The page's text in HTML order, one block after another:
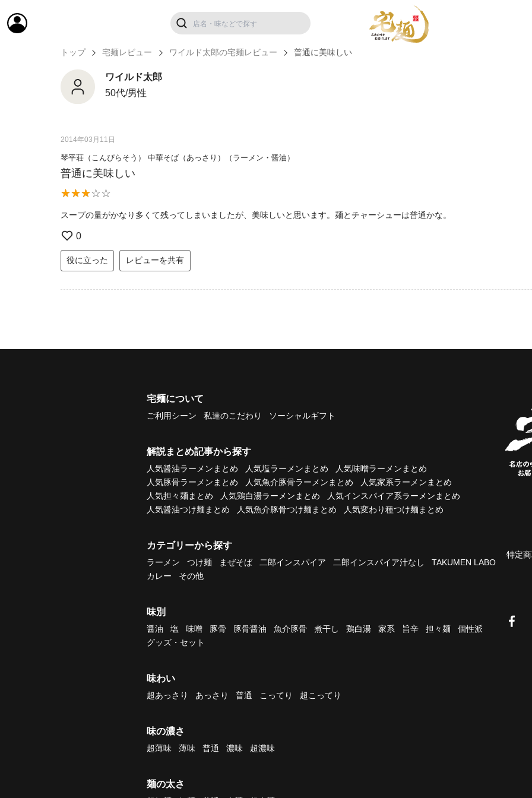
トップ 宅麺レビュー ワイルド太郎の宅麺レビュー 普通に美味しい
ワイルド太郎
50代/男性
2014年03月11日
琴平荘（こんぴらそう） 中華そば（あっさり）（ラーメン・醤油）
普通に美味しい
スープの量がかなり多くて残ってしまいましたが、美味しいと思います。麺とチャーシューは普通かな。
0
役に立った レビューを共有
宅麺について
ご利用シーン 私達のこだわり ソーシャルギフト
解説まとめ記事から探す
人気醤油ラーメンまとめ 人気塩ラーメンまとめ
人気味噌ラーメンまとめ
人気豚骨ラーメンまとめ
人気魚介豚骨ラーメンまとめ
人気家系ラーメンまとめ
人気担々麺まとめ
人気鶏白湯ラーメンまとめ
人気インスパイア系ラーメンまとめ
人気醤油つけ麺まとめ
人気魚介豚骨つけ麺まとめ 人気変わり種つけ麺まとめ
カテゴリーから探す
ラーメン つけ麺 まぜそば 二郎インスパイア 二郎インスパイア汁なし
TAKUMEN LABO
カレー
その他
味別
醤油 塩 味噌 豚骨 豚骨醤油 魚介豚骨 煮干し 鶏白湯 家系 旨辛 担々麺
個性派
グッズ・セット
味わい
超あっさり あっさり 普通 こってり 超こってり
味の濃さ
超薄味 薄味 普通 濃味 超濃味
麺の太さ
特定